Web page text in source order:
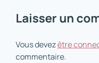
Laisser un
Vous devezêtre
commentaire.